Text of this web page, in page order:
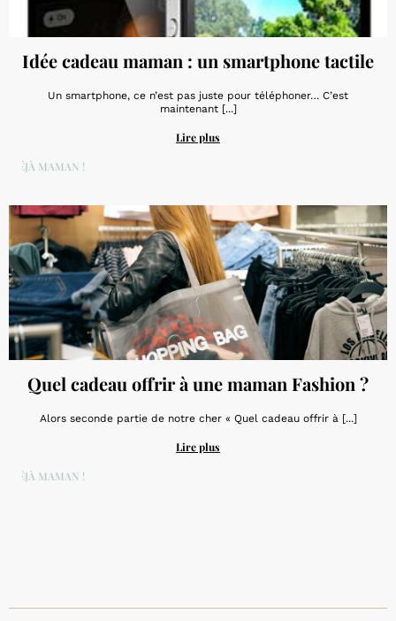
Idée cadeau maman : un smartphone tactile
Un smartphone, ce n’est pas juste pour téléphoner… C’est
maintenant [...]
Lire plus
DÉJÀ MAMAN !
Quel cadeau offrir à une maman Fashion ?
Alors seconde partie de notre cher « Quel cadeau offrir à [...]
Lire plus
DÉJÀ MAMAN !